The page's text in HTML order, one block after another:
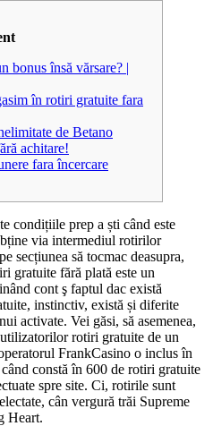
bonus însă vărsare? |
în rotiri gratuite fara
de Betano
achitare!
fara încercare
condițiile prep a ști când este
via intermediul rotirilor
secțiunea să tocmac deasupra,
gratuite fără plată este un
cont ş faptul dac există
instinctiv, există și diferite
activate. Vei găsi, să asemenea,
rotiri gratuite de un
FrankCasino o inclus în
constă în 600 de rotiri gratuite
spre site. Ci, rotirile sunt
cân vergură trăi Supreme
Heart.